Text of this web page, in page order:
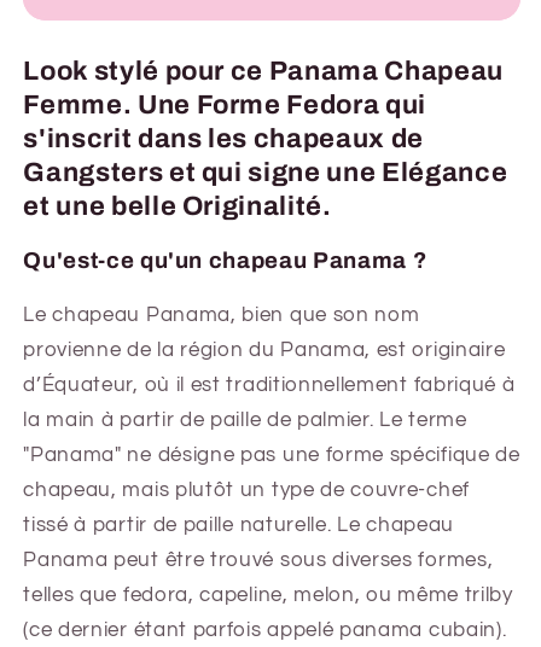
Look stylé pour ce Panama Chapeau
Femme. Une Forme Fedora qui
s'inscrit dans les chapeaux de
Gangsters et qui signe une Elégance
et une belle Originalité.
Qu'est-ce qu'un chapeau Panama ?
Le chapeau Panama, bien que son nom
provienne de la région du Panama, est originaire
d’Équateur, où il est traditionnellement fabriqué à
la main à partir de paille de palmier. Le terme
"Panama" ne désigne pas une forme spécifique de
chapeau, mais plutôt un type de couvre-chef
tissé à partir de paille naturelle. Le chapeau
Panama peut être trouvé sous diverses formes,
telles que fedora, capeline, melon, ou même trilby
(ce dernier étant parfois appelé panama cubain).